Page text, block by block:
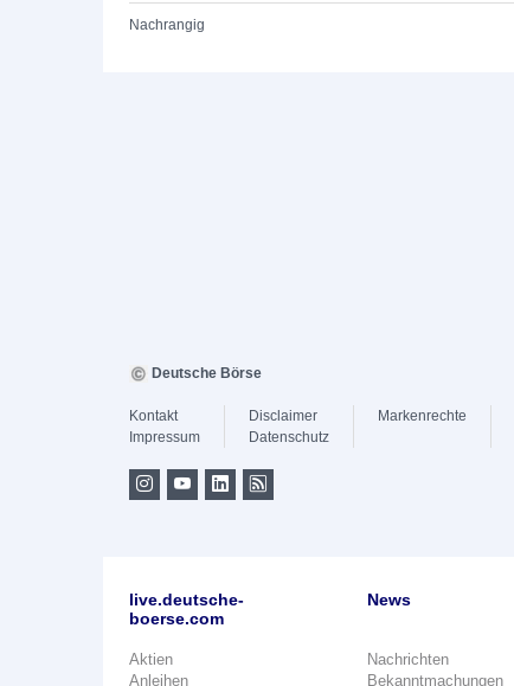
Nachrangig
Deutsche Börse
Kontakt
Impressum
Disclaimer
Datenschutz
Markenrechte
live.deutsche-
boerse.com
Aktien
Anleihen
News
Nachrichten
Bekanntmachungen